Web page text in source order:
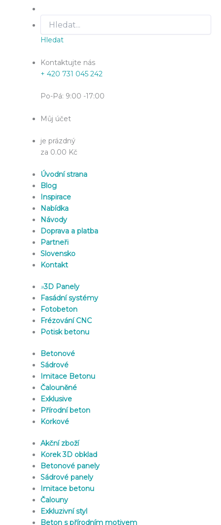
Hledat
Kontaktujte nás
+ 420 731 045 242
Po-Pá: 9:00 -17:00
Můj účet
je prázdný
za 0.00 Kč
Úvodní strana
Blog
Inspirace
Nabídka
Návody
Doprava a platba
Partneři
Slovensko
Kontakt
»3D Panely
Fasádní systémy
Fotobeton
Frézování CNC
Potisk betonu
Betonové
Sádrové
Imitace Betonu
Čalouněné
Exklusive
Přírodní beton
Korkové
Akční zboží
Korek 3D obklad
Betonové panely
Sádrové panely
Imitace betonu
Čalouny
Exkluzivní styl
Beton s přírodním motivem